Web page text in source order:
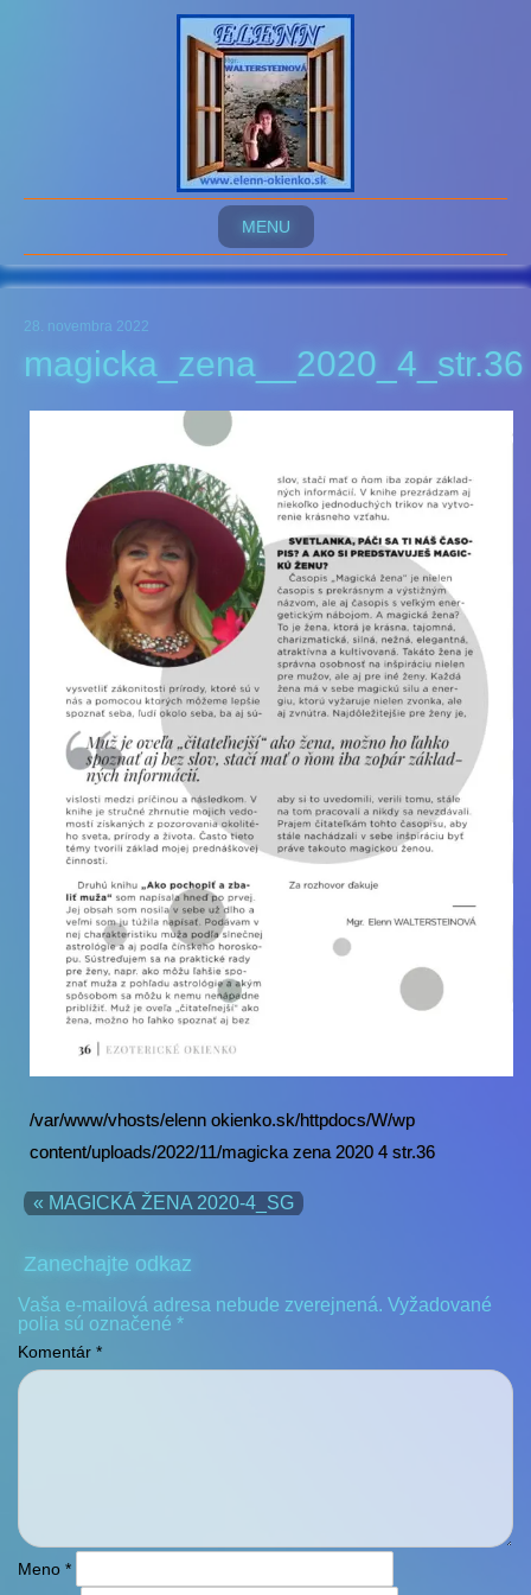
MENU
28. novembra 2022
magicka_zena__2020_4_str.36
/var/www/vhosts/elenn okienko.sk/httpdocs/W/wp
content/uploads/2022/11/magicka zena 2020 4 str.36
« MAGICKÁ ŽENA 2020-4_SG
Zanechajte odkaz
Vaša e-mailová adresa nebude zverejnená. Vyžadované
polia sú označené *
Komentár *
Meno *